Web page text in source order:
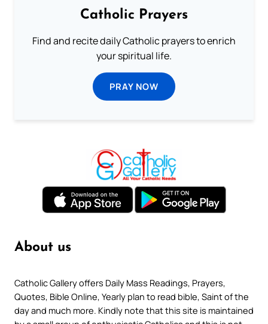
Catholic Prayers
Find and recite daily Catholic prayers to enrich
your spiritual life.
PRAY NOW
About us
Catholic Gallery offers Daily Mass Readings, Prayers,
Quotes, Bible Online, Yearly plan to read bible, Saint of the
day and much more. Kindly note that this site is maintained